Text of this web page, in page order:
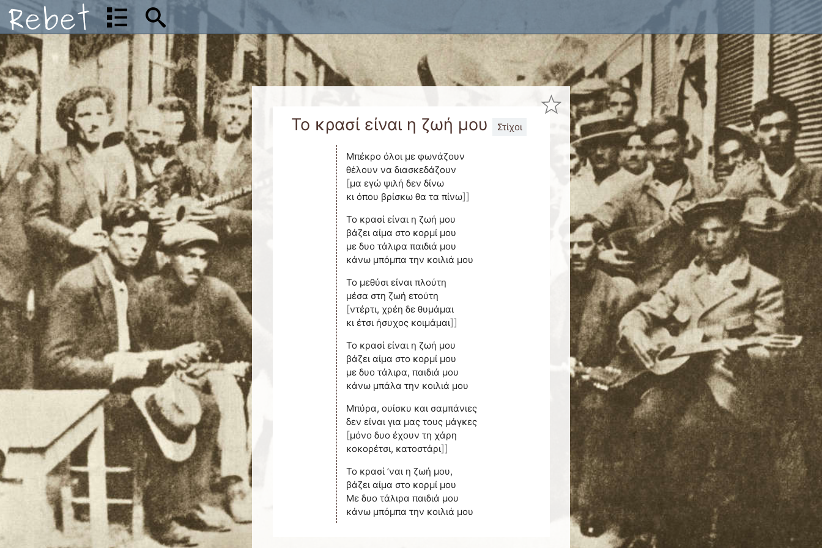
Το κρασί είναι η ζωή μου Στίχοι
Μπέκρο όλοι με φωνάζουν
[μα εγώ ψιλή δεν δίνω
κι όπου βρίσκω θα τα πίνω]]
Το κρασί είναι η ζωή μου
βάζει αίμα στο κορμί μου
με δυο τάλιρα παιδιά μου
κάνω μπόμπα την κοιλιά μου
Το μεθύσι είναι πλούτη
[ντέρτι, χρέη δε θυμάμαι
κι έτσι ήσυχος κοιμάμαι]]
Το κρασί είναι η ζωή μου
βάζει αίμα στο κορμί μου
με δυο τάλιρα, παιδιά μου
κάνω μπάλα την κοιλιά μου
Μπύρα, ουίσκυ και σαμπάνιες
δεν είναι για μας τους μάγκες
[μόνο δυο έχουν τη χάρη
κοκορέτσι, κατοστάρι]]
Το κρασί ’ναι η ζωή μου,
βάζει αίμα στο κορμί μου
Με δυο τάλιρα παιδιά μου
κάνω μπόμπα την κοιλιά μου